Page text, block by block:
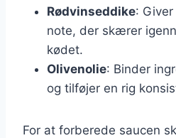
Rødvinseddike:
note, der skærer
kødet.
Olivenolie: Binder
og tilføjer en rig
For at forberede saucen